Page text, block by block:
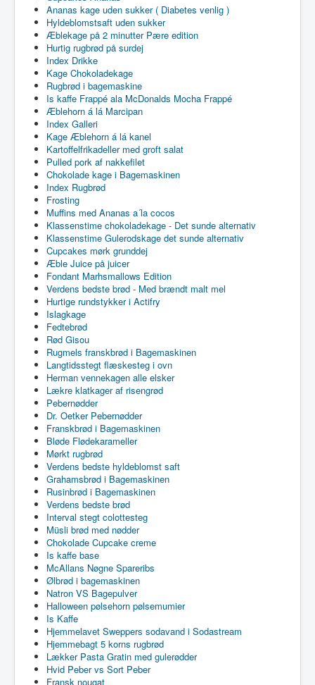
Ananas kage uden sukker ( Diabetes venlig )
Hyldeblomstsaft uden sukker
Æblekage på 2 minutter Pære edition
Hurtig rugbrød på surdej
Index Drikke
Kage Chokoladekage
Rugbrød i bagemaskine
Is kaffe Frappé ala McDonalds Mocha Frappé
Æblehorn á lá Marcipan
Index Galleri
Kage Æblehorn á lá kanel
Kartoffelfrikadeller med groft salat
Pulled pork af nakkefilet
Chokolade kage i Bagemaskinen
Index Rugbrød
Frosting
Muffins med Ananas a´la cocos
Klassenstime chokoladekage - Det sunde alternativ
Klassenstime Gulerodskage det sunde alternativ
Cupcakes mørk grunddej
Æble Juice på juicer
Fondant Marhsmallows Edition
Verdens bedste brød - Med brændt malt mel
Hurtige rundstykker i Actifry
Islagkage
Fedtebrød
Rød Gisou
Rugmels franskbrød i Bagemaskinen
Langtidsstegt flæskesteg i ovn
Herman vennekagen alle elsker
Lækre klatkager af risengrød
Pebernødder
Dr. Oetker Pebernødder
Franskbrød i Bagemaskinen
Bløde Flødekarameller
Mørkt rugbrød
Verdens bedste hyldeblomst saft
Grahamsbrød i Bagemaskinen
Rusinbrød i Bagemaskinen
Verdens bedste brød
Interval stegt colottesteg
Müsli brød med nødder
Chokolade Cupcake creme
Is kaffe base
McAllans Nøgne Spareribs
Ølbrød i bagemaskinen
Natron VS Bagepulver
Halloween pølsehorn pølsemumier
Is Kaffe
Hjemmelavet Sweppers sodavand i Sodastream
Hjemmebagt 5 korns rugbrød
Lækker Pasta Gratin med gulerødder
Hvid Peber vs Sort Peber
Fransk nougat